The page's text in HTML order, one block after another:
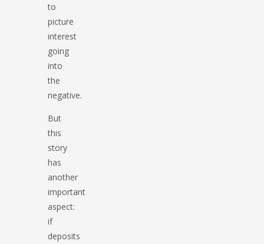
to
picture
interest
going
into
the
negative.
But
this
story
has
another
important
aspect:
if
deposits